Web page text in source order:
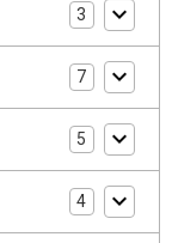
3
7
5
4